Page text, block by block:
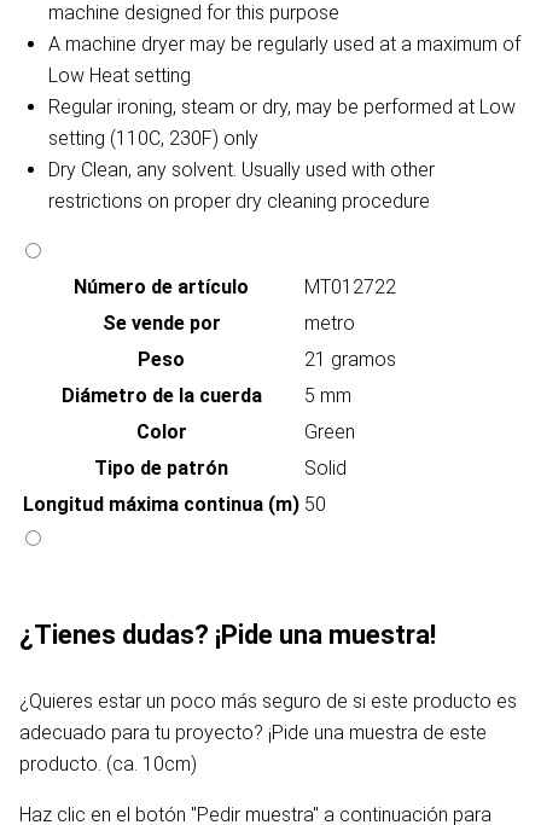
machine designed for this purpose
A machine dryer may be regularly used at a maximum of
Low Heat setting
Regular ironing, steam or dry, may be performed at Low
setting (110C, 230F) only
Dry Clean, any solvent. Usually used with other
restrictions on proper dry cleaning procedure
Número de artículo
MT012722
Se vende por
metro
Peso
21 gramos
Diámetro de la cuerda
5 mm
Color
Green
Tipo de patrón
Solid
Longitud máxima continua (m) 50
¿Tienes dudas? ¡Pide una muestra!
¿Quieres estar un poco más seguro de si este producto es
adecuado para tu proyecto? ¡Pide una muestra de este
producto. (ca. 10cm)
Haz clic en el botón "Pedir muestra" a continuación para